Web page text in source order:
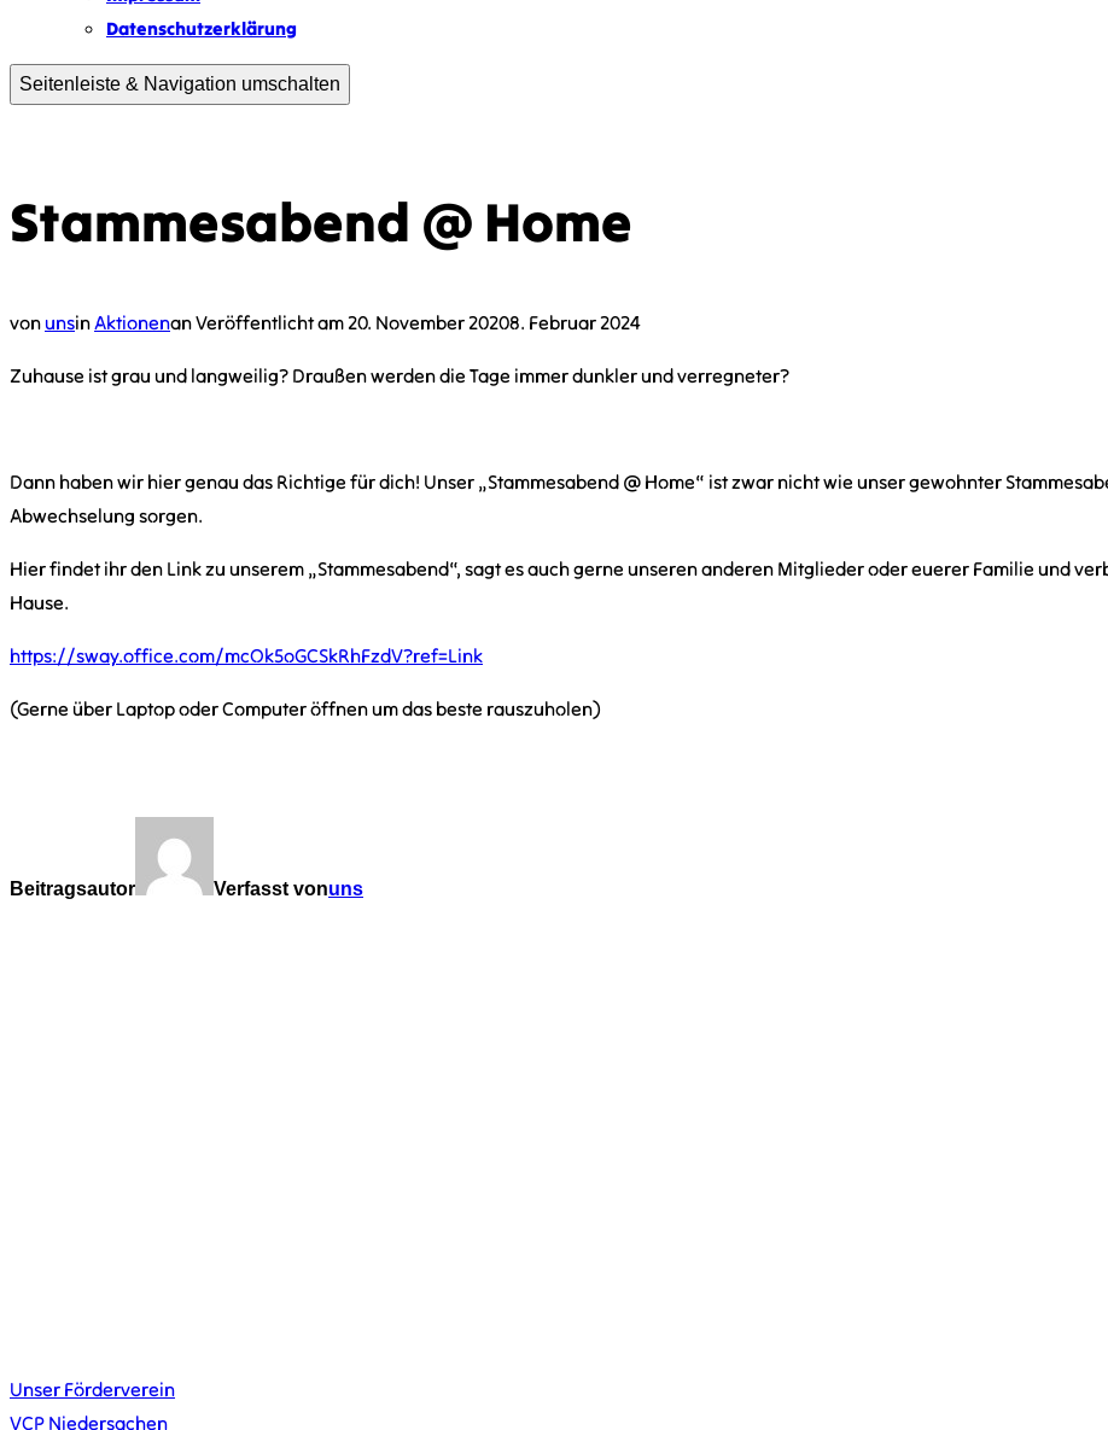
Datenschutzerklärung
Seitenleiste & Navigation umschalten
Stammesabend @ Home
von unsinAktionenanVeröffentlicht am20. November 20208. Februar 2024
Zuhause ist grau und langweilig? Draußen werden die Tage immer dunkler und verregneter?
Dann haben wir hier genau das Richtige für dich! Unser „Stammesabend @ Home“ ist zwar nicht wie unser gewohnter
Abwechselung sorgen.
Hier findet ihr den Link zu unserem „Stammesabend“, sagt es auch gerne unseren anderen Mitglieder oder euerer Familie und
Hause.
https://sway.office.com/mcOk5oGCSkRhFzdV?ref=Link
(Gerne über Laptop oder Computer öffnen um das beste rauszuholen)
Beitragsautor Verfasst vonuns
Unser Förderverein
VCP Niedersachen